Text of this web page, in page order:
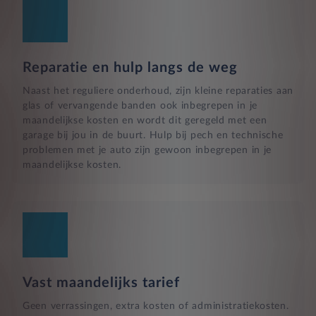
Reparatie en hulp langs de weg
Naast het reguliere onderhoud, zijn kleine reparaties aan
glas of vervangende banden ook inbegrepen in je
maandelijkse kosten en wordt dit geregeld met een
garage bij jou in de buurt. Hulp bij pech en technische
problemen met je auto zijn gewoon inbegrepen in je
maandelijkse kosten.
Vast maandelijks tarief
Geen verrassingen, extra kosten of administratiekosten.